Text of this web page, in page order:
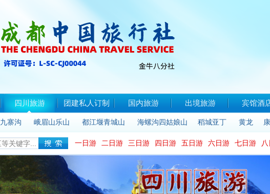
四川旅游 团建私人订制 国内旅游 出境旅游 宾馆酒
九寨沟 峨眉山乐山 都江堰青城山 海螺沟四姑娘山 稻城亚丁 黄龙
一日游 二日游 三日游 四日游 五日游 六日游 七日游